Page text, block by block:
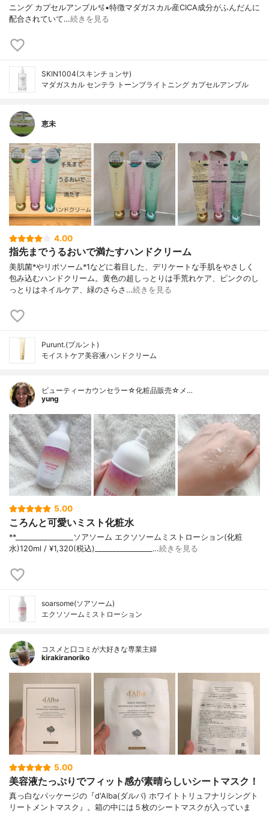
ニング カプセルアンプル🫧▪︎特徴マダガスカル産CICA成分がふんだんに
配合されていて…続きを見る
SKIN1004(スキンチョンサ)
マダガスカル センテラ トーンブライトニング カプセルアンプル
恵未
4.00
指先までうるおいで満たすハンドクリーム
美肌菌*やリポソーム*1などに着目した、デリケートな手肌をやさしく
包み込むハンドクリーム。黄色の超しっとりは手荒れケア、ピンクのし
っとりはネイルケア、緑のさらさ…続きを見る
Purunt.(プルント)
モイストケア美容液ハンドクリーム
ビューティーカウンセラー☆化粧品販売☆メ…
yung
5.00
ころんと可愛いミスト化粧水
**⁡________________⁡ソアソーム ⁡エクソソームミストローション(化粧
水)120ml / ¥1,320(税込)________________…続きを見る
soarsome(ソアソーム)
エクソソームミストローション
コスメと口コミが大好きな専業主婦
kirakiranoriko
5.00
美容液たっぷりでフィット感が素晴らしいシートマスク！
真っ白なパッケージの『d'Alba(ダルバ) ホワイトトリュフナリシングト
リートメントマスク』。箱の中には５枚のシートマスクが入っていま